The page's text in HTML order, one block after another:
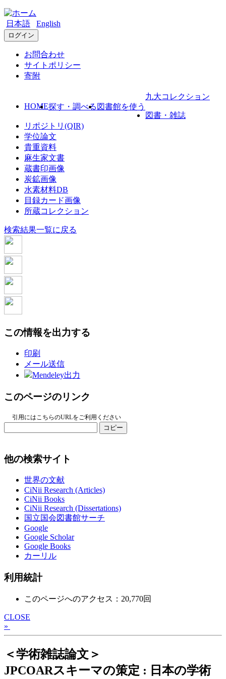
日本語 English
ログイン
お問合わせ
サイトポリシー
寄附
HOME探す・調べる 図書館を使う
九大コレクション
図書・雑誌
リポジトリ(QIR)
学位論文
貴重資料
麻生家文書
蔵書印画像
炭鉱画像
水素材料DB
目録カード画像
所蔵コレクション
検索結果一覧に戻る
この情報を出力する
印刷
メール送信
Mendeley出力
このページのリンク
引用にはこちらのURLをご利用ください
コピー
他の検索サイト
世界の文献
CiNii Research (Articles)
CiNii Books
CiNii Research (Dissertations)
国立国会図書館サーチ
Google
Google Scholar
Google Books
カーリル
利用統計
このページへのアクセス：20,770回
CLOSE
»
＜学術雑誌論文＞
JPCOARスキーマの策定 : 日本の学術